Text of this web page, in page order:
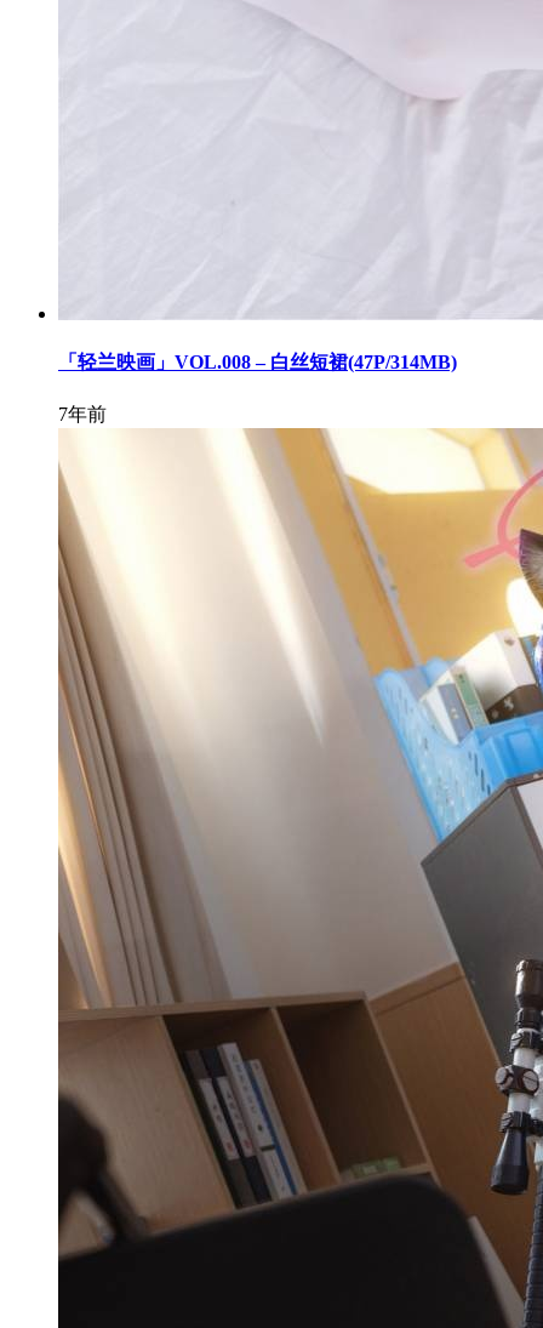
「轻兰映画」VOL.008 – 白丝短裙(47P/314MB)
7年前